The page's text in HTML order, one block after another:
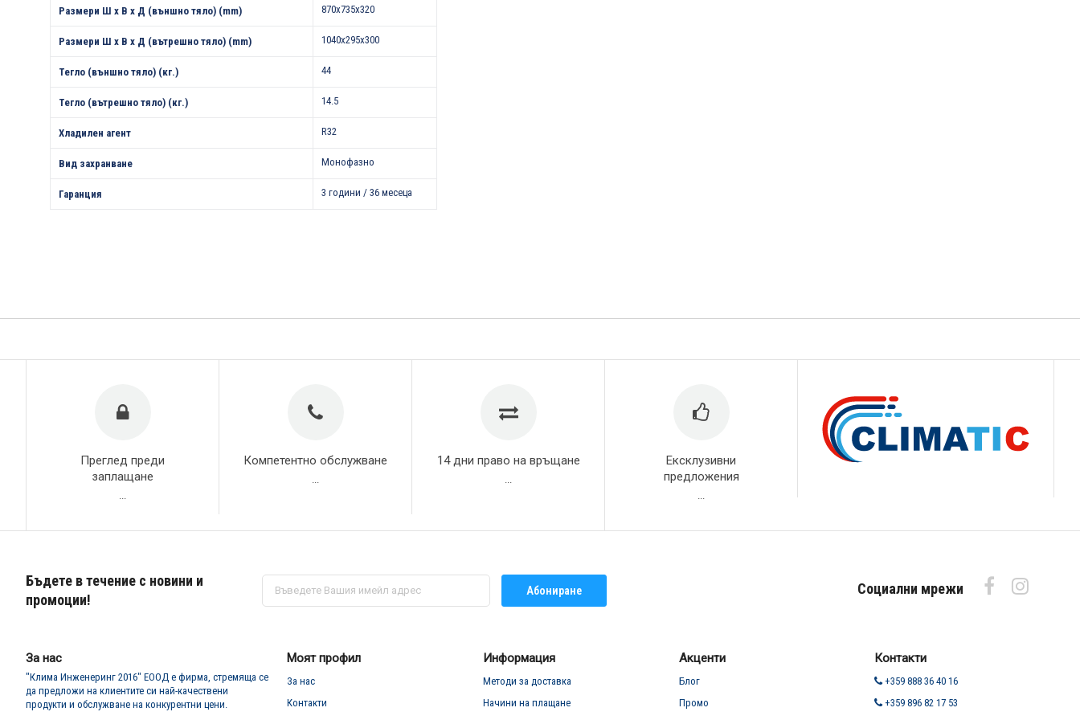
Размери Ш х В х Д (външно тяло) (mm) 870x735x320
Размери Ш х В х Д (вътрешно тяло) (mm) 1040x295x300
Тегло (външно тяло) (кг.) 44
Тегло (вътрешно тяло) (кг.) 14.5
Хладилен агент R32
Вид захранване Монофазно
Гаранция 3 години / 36 месеца
Преглед преди
заплащане
Компетентно обслужване 14 дни право на връщане
Ексклузивни
предложения
Бъдете в течение с новини и
промоции!
Абонирай
за
Абониране Социални мрежи
За нас
"Клима Инженеринг 2016" ЕООД е фирма, стремяща се
да предложи на клиентите си най-качествени
продукти и обслужване на конкурентни цени.
Моят профил
За нас
Контакти
Информация
Методи за доставка
Начини на плащане
Акценти
Блог
Промо
Контакти
+359 888 36 40 16
+359 896 82 17 53